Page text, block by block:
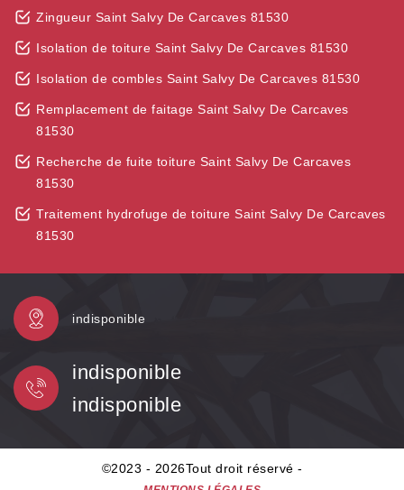
Zingueur Saint Salvy De Carcaves 81530
Isolation de toiture Saint Salvy De Carcaves 81530
Isolation de combles Saint Salvy De Carcaves 81530
Remplacement de faitage Saint Salvy De Carcaves
81530
Recherche de fuite toiture Saint Salvy De Carcaves
81530
Traitement hydrofuge de toiture Saint Salvy De Carcaves
81530
indisponible
indisponible
indisponible
©2023 - 2026Tout droit réservé -